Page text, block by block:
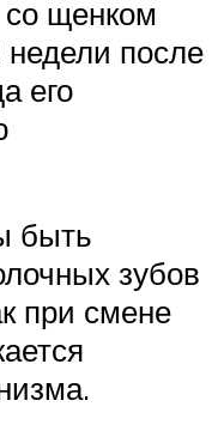
щенком
после
его
быть
зубов
при смене